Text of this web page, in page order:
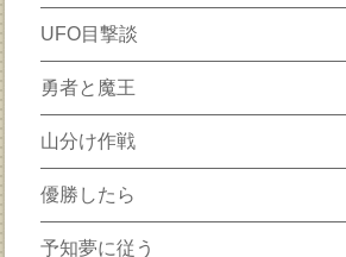
UFO目撃談
勇者と魔王
山分け作戦
優勝したら
予知夢に従う